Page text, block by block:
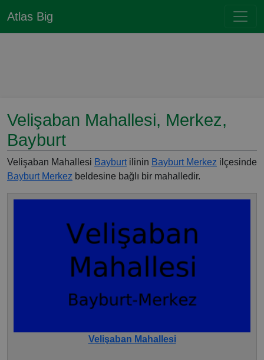
Atlas Big
Velişaban Mahallesi, Merkez,
Bayburt
Velişaban Mahallesi Bayburtilinin Bayburt Merkez ilçesinde
Bayburt Merkez beldesine bağlı bir mahalledir.
Velişaban Mahallesi